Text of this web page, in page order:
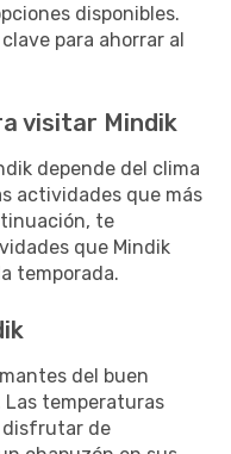
disponibles.
para ahorrar al
visitar Mindik
depende del clima
actividades que más
te
que Mindik
temporada.
del buen
Las temperaturas
disfrutar de